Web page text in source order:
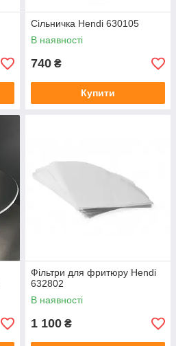
Сільничка Hendi 630105
В наявності
740 ₴
Купити
Фільтри для фритюру Hendi
632802
В наявності
1 100 ₴